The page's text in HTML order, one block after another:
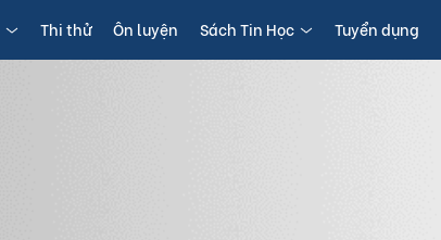
Thi thử Ôn luyện Sách Tin Học Tuyển dụng